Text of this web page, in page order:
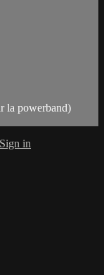
la powerband)
Sign in